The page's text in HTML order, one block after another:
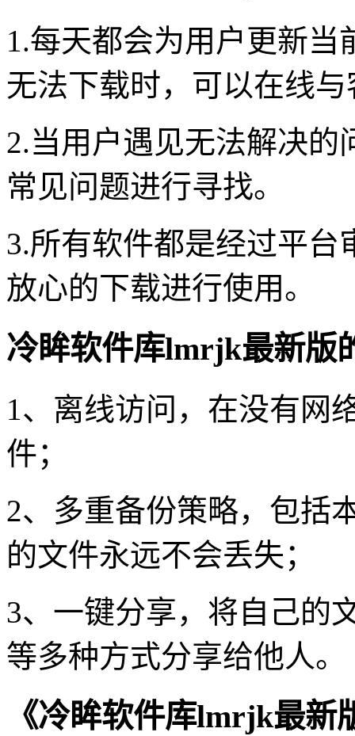
1.每天都会为用户更新
无法下载时，可以在线
2.当用户遇见无法解决
常见问题进行寻找。
3.所有软件都是经过平
放心的下载进行使用。
冷眸软件库lmrjk最新版
1、离线访问，在没有网
件；
2、多重备份策略，包括
的文件永远不会丢失；
3、一键分享，将自己的
等多种方式分享给他人。
《冷眸软件库lmrjk最新